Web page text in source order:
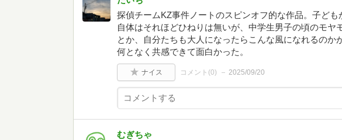
探偵チームKZ事件ノートのスピンオフ的な作品。子ど
自体はそれほどひねりは無いが、中学生男子の頃のモヤ
とか、自分たちも大人になったらこんな風になれるのか
何となく共感できて面白かった。
ナイス コメント(0) 2025/09/20
むぎちゃ